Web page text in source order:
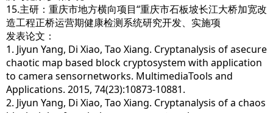
15.主研：重庆市地方横向项目“重庆市石板坡长江大桥加宽改
造工程正桥运营期健康检测系统研究开发、实施项
发表论文：
1. Jiyun Yang, Di Xiao, Tao Xiang. Cryptanalysis of asecure
chaotic map based block cryptosystem with application
to camera sensornetworks. MultimediaTools and
Applications. 2015, 74(23):10873-10881.
2. Jiyun Yang, Di Xiao, Tao Xiang. Cryptanalysis of a chaos